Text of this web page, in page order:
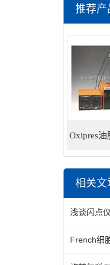
推荐产
相关文
浅谈闪点